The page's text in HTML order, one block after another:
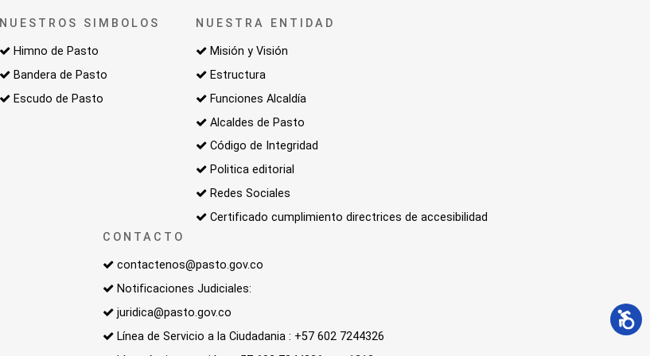
NUESTROS SIMBOLOS
Himno de Pasto
Bandera de Pasto
Escudo de Pasto
NUESTRA ENTIDAD
Misión y Visión
Estructura
Funciones Alcaldía
Alcaldes de Pasto
Código de Integridad
Politica editorial
Redes Sociales
Certificado cumplimiento directrices de accesibilidad
CONTACTO
contactenos@pasto.gov.co
Notificaciones Judiciales:
juridica@pasto.gov.co
Línea de Servicio a la Ciudadania : +57 602 7244326